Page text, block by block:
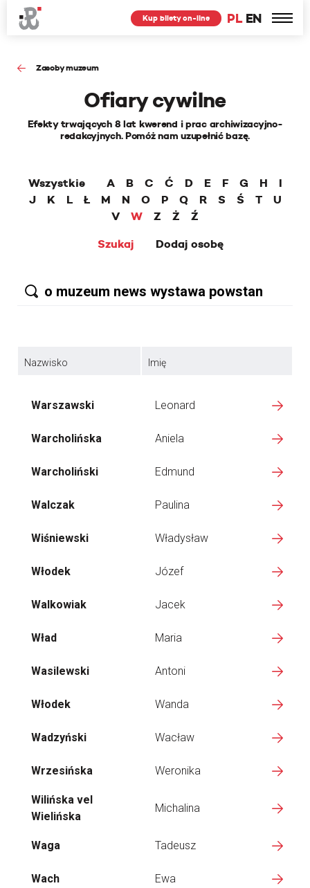
PL EN
Kup bilety on-line
Zasoby muzeum
Ofiary cywilne
Efekty trwających 8 lat kwerend i prac archiwizacyjno-
redakcyjnych. Pomóż nam uzupełnić bazę.
Wszystkie A B C Ć D E F G H
I
J
K L Ł M N O P Q R S Ś T
U
V
W Z Ż
Ź
Szukaj
Dodaj osobę
Nazwisko Imię
Warszawski Leonard
Warcholińska Aniela
Warcholiński Edmund
Walczak Paulina
Wiśniewski Władysław
Włodek Józef
Walkowiak Jacek
Wład Maria
Wasilewski Antoni
Włodek Wanda
Wadzyński Wacław
Wrzesińska Weronika
Wilińska vel
Wielińska
Michalina
Waga Tadeusz
Wach Ewa